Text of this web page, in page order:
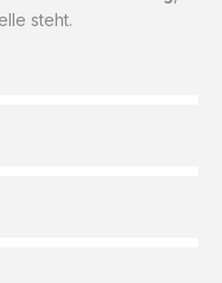
steht.